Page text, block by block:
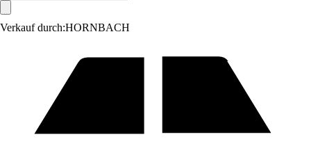
Verkauf durch:HORNBACH